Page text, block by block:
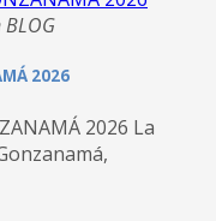
2026
2026 La